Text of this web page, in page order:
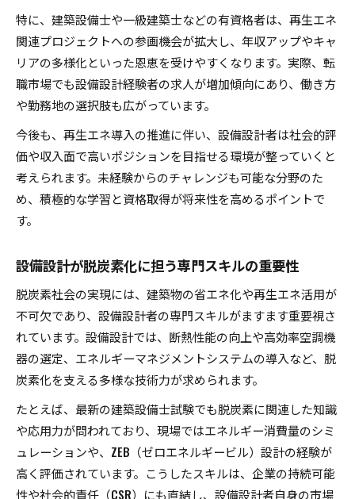
特に、建築設備士や一級建築士などの有資格者は、再生エネ
関連プロジェクトへの参画機会が拡大し、年収アップやキャ
リアの多様化といった恩恵を受けやすくなります。実際、転
職市場でも設備設計経験者の求人が増加傾向にあり、働き方
や勤務地の選択肢も広がっています。
今後も、再生エネ導入の推進に伴い、設備設計者は社会的評
価や収入面で高いポジションを目指せる環境が整っていくと
考えられます。未経験からのチャレンジも可能な分野のた
め、積極的な学習と資格取得が将来性を高めるポイントで
す。
設備設計が脱炭素化に担う専門スキルの重要性
脱炭素社会の実現には、建築物の省エネ化や再生エネ活用が
不可欠であり、設備設計者の専門スキルがますます重要視さ
れています。設備設計では、断熱性能の向上や高効率空調機
器の選定、エネルギーマネジメントシステムの導入など、脱
炭素化を支える多様な技術力が求められます。
たとえば、最新の建築設備士試験でも脱炭素に関連した知識
や応用力が問われており、現場ではエネルギー消費量のシミ
ュレーションや、ZEB（ゼロエネルギービル）設計の経験が
高く評価されています。こうしたスキルは、企業の持続可能
性や社会的責任（CSR）にも直結し、設備設計者自身の市場